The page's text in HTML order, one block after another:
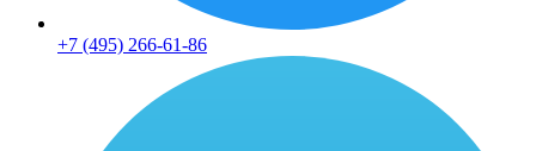
+7 (495) 266-61-86